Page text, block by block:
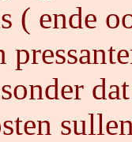
( ende